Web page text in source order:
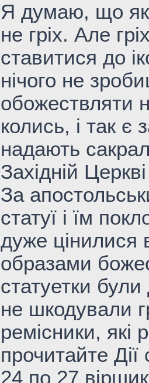
Я думаю, що як
не гріх. Але
ставитися до
нічого не
обожествляти
колись, і так є
надають
Західній
За
статуї і їм
дуже цінилися
образами
статуетки
не шкодували
ремісники, які
прочитайте Дії
24 по 27